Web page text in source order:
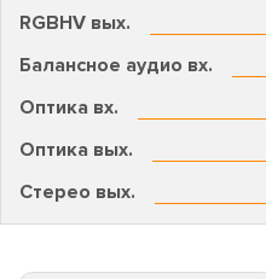
RGBHV вых.
Балансное аудио вх.
Оптика вх.
Оптика вых.
Стерео вых.